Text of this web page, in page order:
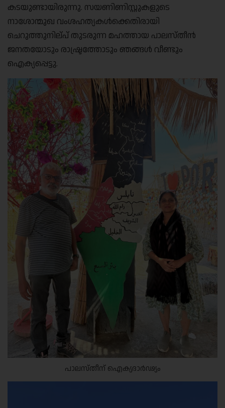
കടയുണ്ടായിരുന്നു. സയണിണിസ്റ്റുകളുടെ
നാശോന്മുഖ വംശഹത്യകൾക്കെതിരായി
ചെറുത്തുനില്പ് തുടരുന്ന മഹത്തായ പാലസ്തീൻ
ജനതയോടും രാഷ്ട്രത്തോടും ഞങ്ങൾ വീണ്ടും
ഐക്യപ്പെട്ടു.
പാലസ്തീന് ഐക്യദാർഢ്യം